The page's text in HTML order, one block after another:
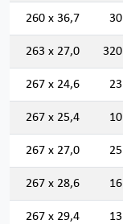
260 x 36,7 30
263 x 27,0 320
267 x 24,6 23
267 x 25,4 10
267 x 27,0 25
267 x 28,6 16
267 x 29,4 13